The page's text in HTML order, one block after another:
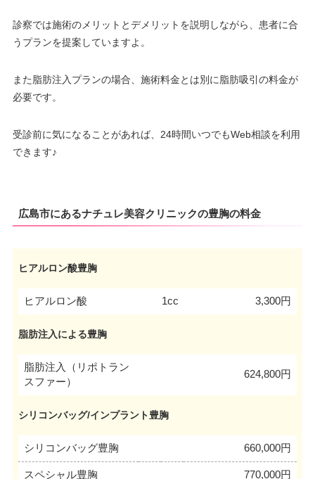
診察では施術のメリットとデメリットを説明しながら、患者に合
うプランを提案していますよ。
また脂肪注入プランの場合、施術料金とは別に脂肪吸引の料金が
必要です。
受診前に気になることがあれば、24時間いつでもWeb相談を利用
できます♪
広島市にあるナチュレ美容クリニックの豊胸の料金
ヒアルロン酸豊胸
ヒアルロン酸 1cc 3,300円
脂肪注入による豊胸
脂肪注入（リポトラン
スファー）
624,800円
シリコンバッグ/インプラント豊胸
シリコンバッグ豊胸 660,000円
スペシャル豊胸 770,000円